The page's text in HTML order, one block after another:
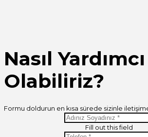
Nasıl Yardımcı
Olabiliriz?
Formu doldurun en kısa sürede sizinle
Fill out this field